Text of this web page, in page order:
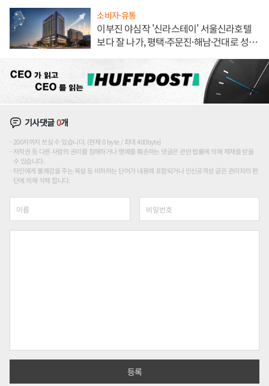
소비자·유통
이부진 야심작 '신라스테이' 서울신라호텔
보다 잘 나가, 평택·주문진·해남·건대로 성
기사댓글0개
200자까지 쓰실 수 있습니다. (현재 0 byte / 최대 400byte)
저작권 등 다른 사람의 권리를 침해하거나 명예를 훼손하는 댓글은 관련 법률에 의해 제재를 받을
수 있습니다.
타인에게 불쾌감을 주는 욕설 등 비하하는 단어가 내용에 포함되거나 인신공격성 글은 관리자의 판
단에 의해 삭제 합니다.